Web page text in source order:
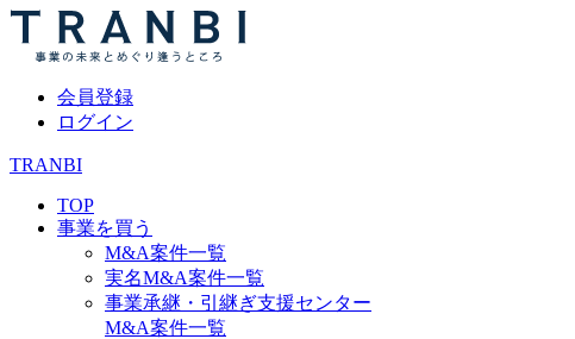
会員登録
ログイン
TRANBI
TOP
事業を買う
M&A案件一覧
実名M&A案件一覧
事業承継・引継ぎ支援センター
M&A案件一覧